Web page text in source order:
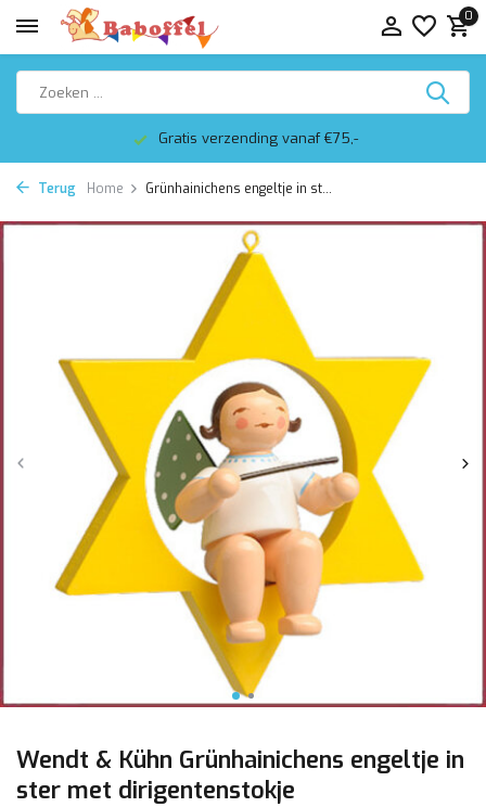
0
Gratis verzending vanaf €75,-
Terug Home Grünhainichens engeltje in st...
Wendt & Kühn Grünhainichens engeltje in
ster met dirigentenstokje